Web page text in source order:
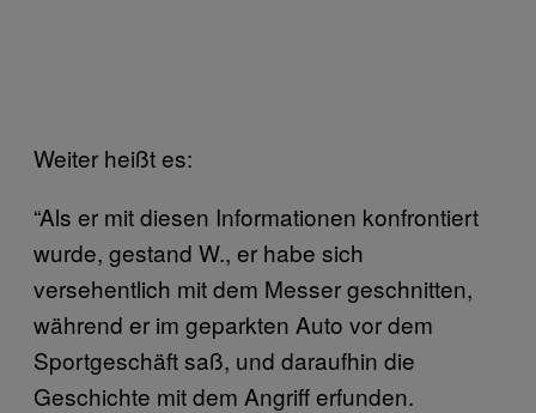
Weiter heißt es:
“Als er mit diesen Informationen konfrontiert
wurde, gestand W., er habe sich
versehentlich mit dem Messer geschnitten,
während er im geparkten Auto vor dem
Sportgeschäft saß, und daraufhin die
Geschichte mit dem Angriff erfunden.